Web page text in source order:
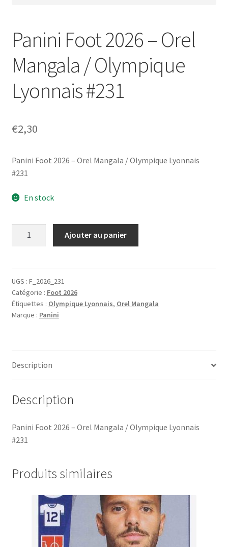
Panini Foot 2026 – Orel
Mangala / Olympique
Lyonnais #231
€2,30
Panini Foot 2026 – Orel Mangala / Olympique Lyonnais
#231
En stock
2026
-
Orel
Mangala
#231
Ajouter au panier
UGS : F_2026_231
Catégorie : Foot 2026
Étiquettes : Olympique Lyonnais, Orel Mangala
Marque : Panini
Description
Description
Panini Foot 2026 – Orel Mangala / Olympique Lyonnais
#231
Produits similaires